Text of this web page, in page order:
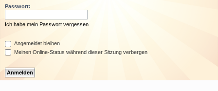
Passwort:
Ich habe mein Passwort vergessen
Angemeldet bleiben
Meinen Online-Status während dieser Sitzung verbergen